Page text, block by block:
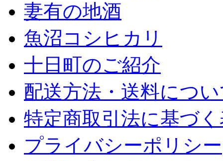
妻有の地酒
魚沼コシヒカリ
十日町のご紹介
配送方法・送料につ
特定商取引法に基づ
プライバシーポリシー